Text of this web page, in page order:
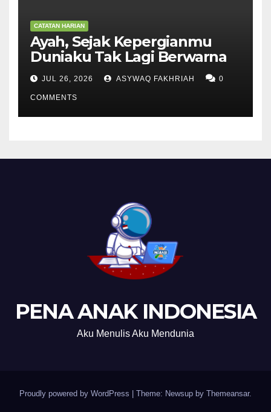
CATATAN HARIAN
Ayah, Sejak Kepergianmu
Duniaku Tak Lagi Berwarna
JUL 26, 2026 ASYWAQ FAKHRIAH 0
COMMENTS
PENA ANAK INDONESIA
Aku Menulis Aku Mendunia
Proudly powered by WordPress Theme: Newsup by Themeansar.